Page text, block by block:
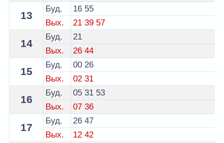
13
Буд. 16 55
Вых.
21 39 57
14
Буд.
21
Вых.
26 44
15
Буд. 00 26
Вых.
02 31
16
Буд. 05 31 53
Вых.
07 36
17
Буд. 26 47
Вых.
12 42